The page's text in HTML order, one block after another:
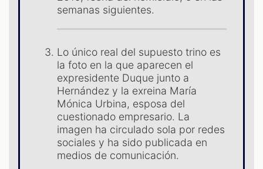
semanas siguientes.
Lo único real del supuesto trino es
la foto en la que aparecen el
expresidente Duque junto a
Hernández y la exreina María
Mónica Urbina, esposa del
cuestionado empresario. La
imagen ha circulado sola por redes
sociales y ha sido publicada en
medios de comunicación.